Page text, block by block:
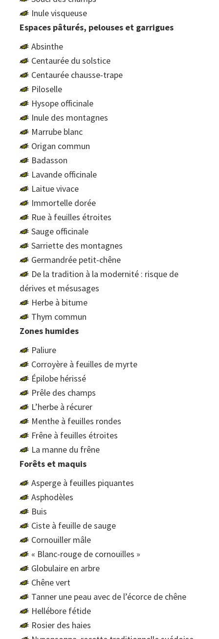
Inule visqueuse
Espaces pâturés, pelouses et garrigues
Absinthe
Centaurée du solstice
Centaurée chausse-trape
Piloselle
Hysope officinale
Inule des montagnes
Marrube blanc
Origan commun
Badasson
Lavande officinale
Laitue vivace
Immortelle dorée
Rue à feuilles étroites
Sauge officinale
Sarriette des montagnes
Germandrée petit-chêne
De la tradition à la modernité : risque de
dérives et mésusages
Herbe à bitume
Thym commun
Zones humides
Paliure
Corroyère à feuilles de myrte
Épilobe hérissé
Prêle des champs
L’herbe à récurer
Menthe à feuilles rondes
Frêne à feuilles étroites
La manne du frêne
Forêts et maquis
Asperge à feuilles piquantes
Asphodèles
Buis
Ciste à feuille de sauge
Cornouiller mâle
« Blanc-rouge de cornouilles »
Globulaire en arbre
Chêne vert
Tanner une peau avec de l’écorce de chêne
Hellébore fétide
Rosier des haies